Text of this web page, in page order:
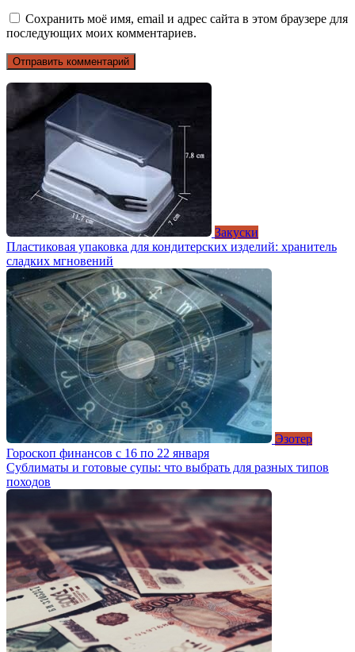
Сохранить моё имя, email и адрес сайта в этом браузере для
последующих моих комментариев.
Закуски
Пластиковая упаковка для кондитерских изделий: хранитель
сладких мгновений
Эзотер
Гороскоп финансов с 16 по 22 января
Сублиматы и готовые супы: что выбрать для разных типов
походов